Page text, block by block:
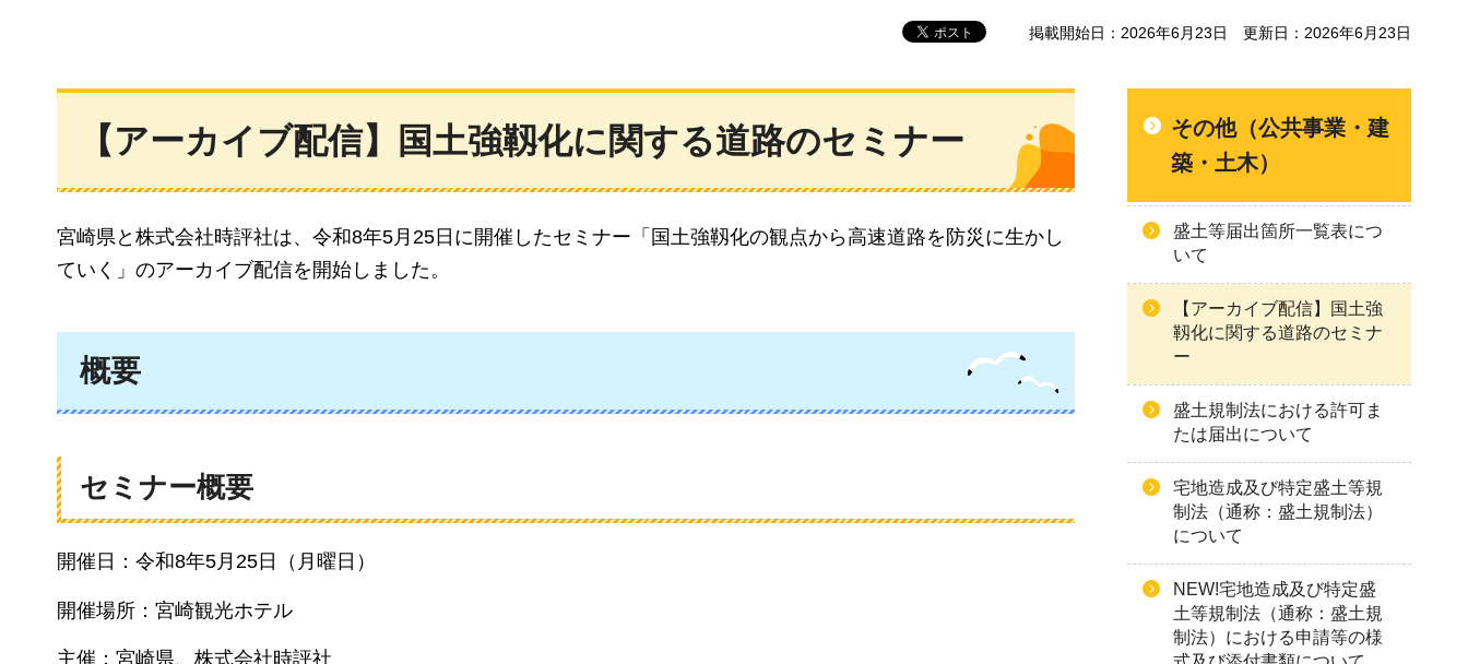
掲載開始日：2026年6月23日 更新日：2026年6月23日
【アーカイブ配信】国土強靱化に関する道路のセミナー
宮崎県と株式会社時評社は、令和8年5月25日に開催したセミナー「国土強靱化の観点から高速道路を防災に生かし
ていく」のアーカイブ配信を開始しました。
概要
セミナー概要
開催日：令和8年5⽉25⽇（⽉曜⽇）
開催場所：宮崎観光ホテル
主催：宮崎県、株式会社時評社
その他（公共事業・建
築・土木）
盛土等届出箇所一覧表につ
いて
【アーカイブ配信】国土強
靱化に関する道路のセミナ
ー
盛土規制法における許可ま
たは届出について
宅地造成及び特定盛土等規
制法（通称：盛土規制法）
について
NEW!宅地造成及び特定盛
土等規制法（通称：盛土規
制法）における申請等の様